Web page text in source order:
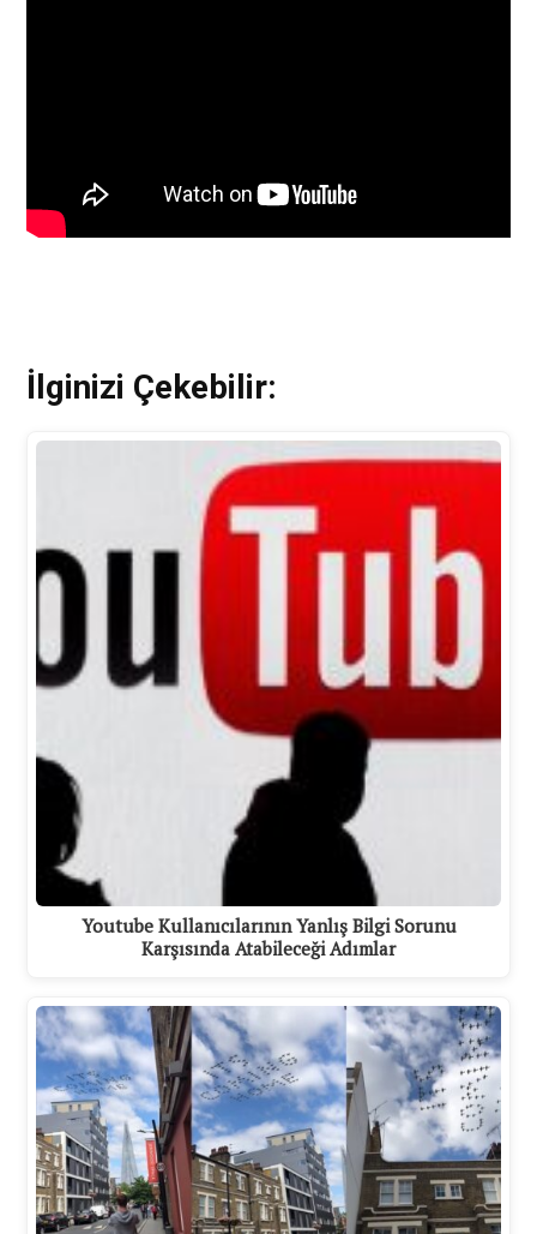
İlginizi Çekebilir:
Youtube Kullanıcılarının Yanlış Bilgi Sorunu
Karşısında Atabileceği Adımlar